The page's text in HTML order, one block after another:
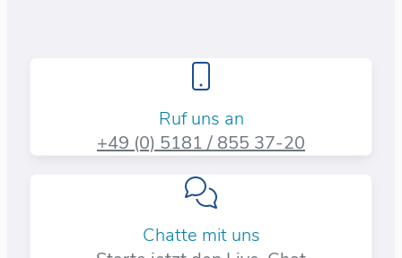
Ruf uns an
+49 (0) 5181 / 855 37-20​
Chatte mit uns